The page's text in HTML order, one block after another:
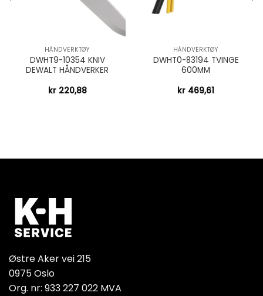
HÅNDVERKTØY
DWHT9-10354 KNIV
DEWALT HÅNDVERKER
kr220,88
HÅNDVERKTØY
DWHT0-83194 TVINGE
600MM
kr 469,61
Østre Aker vei 215
0975 Oslo
Org. nr: 933 227 022 MVA